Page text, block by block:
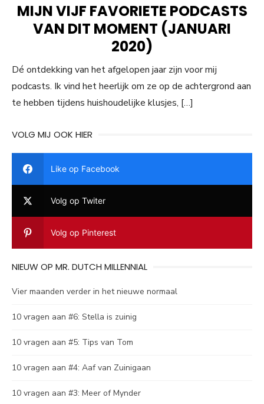
MIJN VIJF FAVORIETE PODCASTS
VAN DIT MOMENT (JANUARI
2020)
Dé ontdekking van het afgelopen jaar zijn voor mij
podcasts. Ik vind het heerlijk om ze op de achtergrond aan
te hebben tijdens huishoudelijke klusjes, […]
VOLG MIJ OOK HIER
Like op Facebook
Volg op Twiter
Volg op Pinterest
NIEUW OP MR. DUTCH MILLENNIAL
Vier maanden verder in het nieuwe normaal
10 vragen aan #6: Stella is zuinig
10 vragen aan #5: Tips van Tom
10 vragen aan #4: Aaf van Zuinigaan
10 vragen aan #3: Meer of Mynder